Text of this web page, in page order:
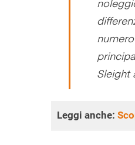
Sleight
Leggi anche: